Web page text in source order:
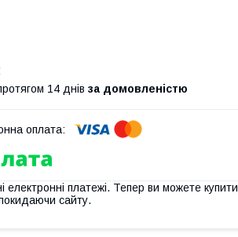
14 днів за домовленістю
електронні платежі. Тепер ви можете купити
сайту.